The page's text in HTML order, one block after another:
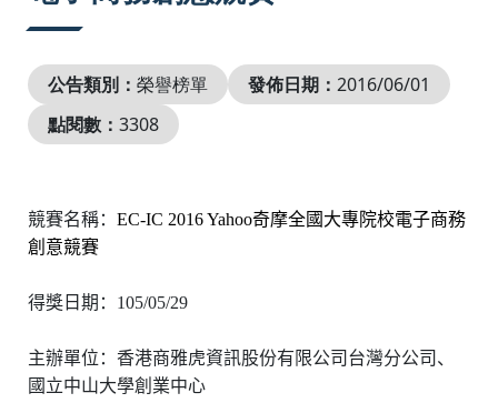
公告類別： 榮譽榜單 發佈日期： 2016/06/01
點閱數： 3308
競賽名稱： EC-IC 2016 Yahoo奇摩全國大專院校電子商務
創意競賽
得獎日期： 105/05/29
主辦單位：香港商雅虎資訊股份有限公司台灣分公司、
國立中山大學創業中心